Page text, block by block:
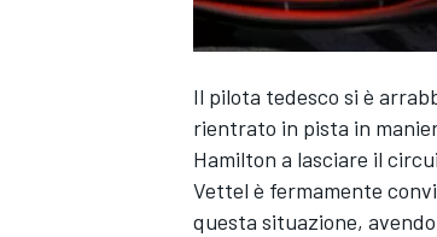
Il pilota tedesco si è
rientrato in pista in
Hamilton a lasciare il
Vettel è fermamente
questa situazione,